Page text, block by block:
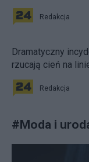
Redakcja
Dramatyczny
rzucają cień na
Redakcja
#Moda i